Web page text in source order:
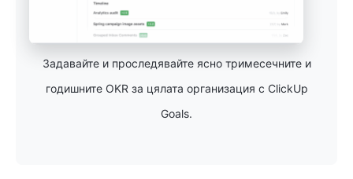
Задавайте и проследявайте ясно тримесечните и
годишните OKR за цялата организация с ClickUp
Goals.